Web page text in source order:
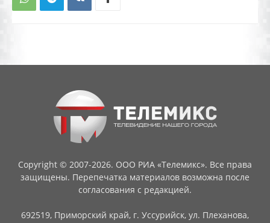
Copyright © 2007-2026. ООО РИА «Телемикс». Все права
защищены. Перепечатка материалов возможна после
согласования с редакцией.
692519, Приморский край, г. Уссурийск, ул. Плеханова,